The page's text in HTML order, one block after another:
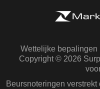
Wettelijke bepalingen
Copyright © 2026
Beursnoteringen